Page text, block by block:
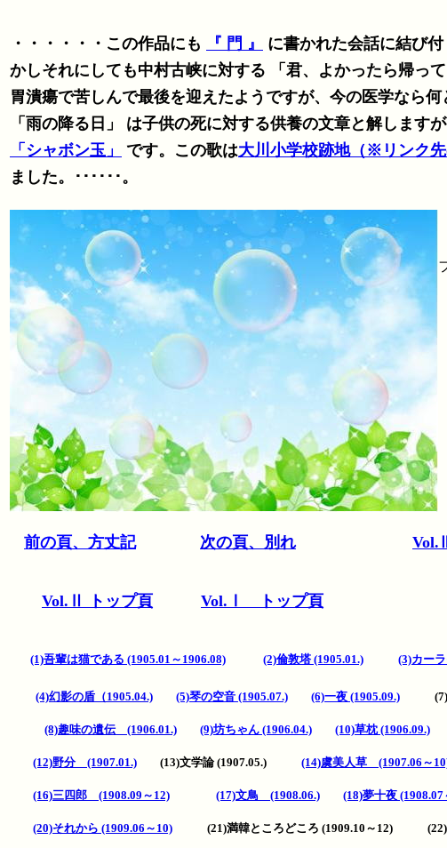
・・・・・・この作品にも 『 門 』
に書かれた会話に結び
かしそれにしても中村古峡に対する 「君、よかったら帰ってもよいよ」 という言葉は凄いなあ･･･と感じま
胃潰瘍で苦しんで最後を迎えたようですが、今の医学なら
「雨の降る日」 は子供の死に対する供養の文章と解しま
「シャボン玉」
です。この歌は大川小学校跡地（※リンク先
ました。･･････。
前の頁、方丈記 次の頁、別れ
Vol.Ⅱ トップ頁 Vol.Ⅰ トップ頁
(1)吾輩は猫である (1905.01～1906.08) (2)倫敦塔 (1905.01.) (3)カー
(4)幻影の盾（1905.04.) (5)琴の空音 (1905.07.) (6)一夜 (1905.09.)
(8)趣味の遺伝 (1906.01.) (9)坊ちゃん (1906.04.) (10)草枕 (1906.09.)
(12)野分 (1907.01.) (13)文学論 (1907.05.) (14)虞美人草 (1907.06～
(16)三四郎 (1908.09～12) (17)文鳥 (1908.06.) (18)夢十夜 (1908.07
(20)それから (1909.06～10) (21)満韓ところどころ (1909.10～12) (22)